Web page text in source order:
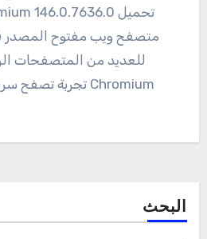
متصفح ويب مفتوح
للعديد من المتصفحات
Chromium تجربة تصفح سريعة وآمنة وقابلة…
البحث